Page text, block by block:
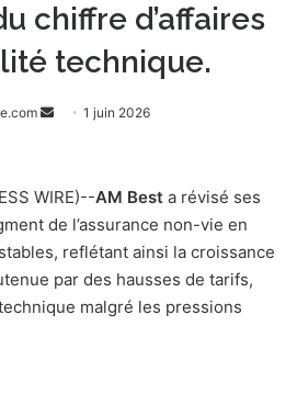
chiffre d’affaires
technique.
o
y
1 juin 2026
WIRE)--AM Best a révisé ses
de l’assurance non-vie en
reflétant ainsi la croissance
par des hausses de tarifs,
malgré les pressions